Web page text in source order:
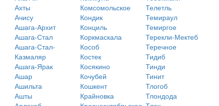
Ахты
Ачису
Ашага-Архит
Ашага-Стал
Ашага-Стал-
Казмаляр
Ашага-Ярак
Ашар
Ашильта
Ашты
Комсомольское
Кондик
Конциль
Коркмаскала
Кособ
Костек
Косякино
Кочубей
Кошкент
Крайновка
Телетль
Темираул
Темиргое
Терекли-Мектеб
Теречное
Тидиб
Тинди
Тинит
Тлогоб
Тлондода